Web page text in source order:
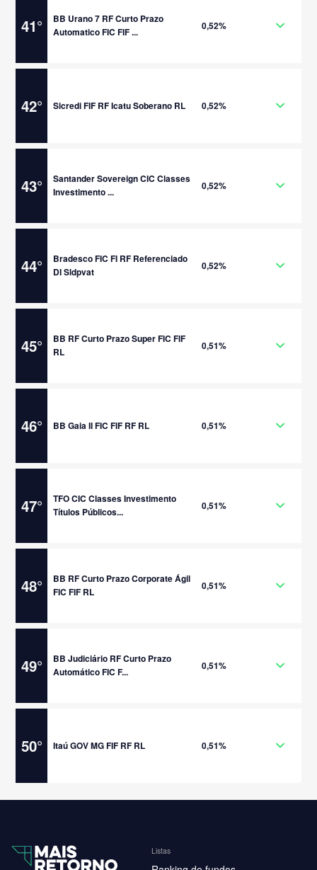
41°
BB Urano 7 RF Curto Prazo
Automatico FIC FIF ...
0,52%
42° Sicredi FIF RF Icatu Soberano RL 0,52%
43°
Santander Sovereign CIC Classes
Investimento ...
0,52%
44°
Bradesco FIC FI RF Referenciado
DI Sldpvat
0,52%
45°
BB RF Curto Prazo Super FIC FIF
RL
0,51%
46° BB Gaia II FIC FIF RF RL 0,51%
47°
TFO CIC Classes Investimento
Títulos Públicos...
0,51%
48°
BB RF Curto Prazo Corporate Ágil
FIC FIF RL
0,51%
49°
BB Judiciário RF Curto Prazo
Automático FIC F...
0,51%
50° Itaú GOV MG FIF RF RL 0,51%
Listas